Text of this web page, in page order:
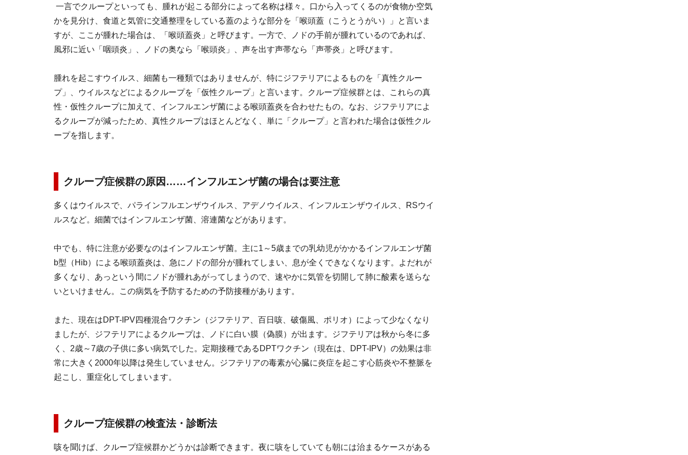
一言でクループといっても、腫れが起こる部分によって名称は様々。口から入ってくるのが食物か空気
かを見分け、食道と気管に交通整理をしている蓋のような部分を「喉頭蓋（こうとうがい）」と言いま
すが、ここが腫れた場合は、「喉頭蓋炎」と呼びます。一方で、ノドの手前が腫れているのであれば、
風邪に近い「咽頭炎」、ノドの奥なら「喉頭炎」、声を出す声帯なら「声帯炎」と呼びます。
腫れを起こすウイルス、細菌も一種類ではありませんが、特にジフテリアによるものを「真性クルー
プ」、ウイルスなどによるクループを「仮性クループ」と言います。クループ症候群とは、これらの真
性・仮性クループに加えて、インフルエンザ菌による喉頭蓋炎を合わせたもの。なお、ジフテリアによ
るクループが減ったため、真性クループはほとんどなく、単に「クループ」と言われた場合は仮性クル
ープを指します。
クループ症候群の原因……インフルエンザ菌の場合は要注意
多くはウイルスで、パラインフルエンザウイルス、アデノウイルス、インフルエンザウイルス、RSウイ
ルスなど。細菌ではインフルエンザ菌、溶連菌などがあります。
中でも、特に注意が必要なのはインフルエンザ菌。主に1～5歳までの乳幼児がかかるインフルエンザ菌
b型（Hib）による喉頭蓋炎は、急にノドの部分が腫れてしまい、息が全くできなくなります。よだれが
多くなり、あっという間にノドが腫れあがってしまうので、速やかに気管を切開して肺に酸素を送らな
いといけません。この病気を予防するための予防接種があります。
また、現在はDPT-IPV四種混合ワクチン（ジフテリア、百日咳、破傷風、ポリオ）によって少なくなり
ましたが、ジフテリアによるクループは、ノドに白い膜（偽膜）が出ます。ジフテリアは秋から冬に多
く、2歳～7歳の子供に多い病気でした。定期接種であるDPTワクチン（現在は、DPT-IPV）の効果は非
常に大きく2000年以降は発生していません。ジフテリアの毒素が心臓に炎症を起こす心筋炎や不整脈を
起こし、重症化してしまいます。
クループ症候群の検査法・診断法
咳を聞けば、クループ症候群かどうかは診断できます。夜に咳をしていても朝には治まるケースがある